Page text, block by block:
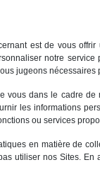
est de vous
notre
jugeons nécessaires
dans le cadre
les informations
ou services
en matière de
utiliser nos Sites.